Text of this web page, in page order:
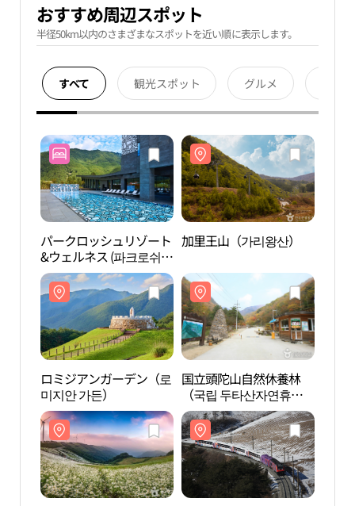
おすすめ周辺スポット
半径50km以内のさまざまなスポットを近い順に表示します。
すべて 観光スポット グルメ
パークロッシュリゾート
&ウェルネス (파크로쉬
리조트앤웰니스)
加里王山（가리왕산）
ロミジアンガーデン（로
미지안 가든）
国立頭陀山自然休養林
（국립 두타산자연휴양
림）